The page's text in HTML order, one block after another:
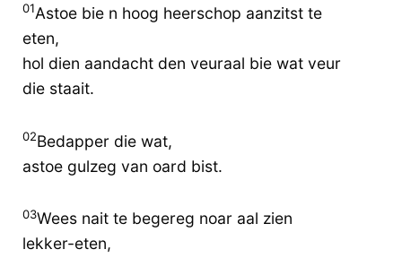
01Astoe bie n hoog heerschop aanzitst te
eten,
hol dien aandacht den veuraal bie wat veur
die staait.
02Bedapper die wat,
astoe gulzeg van oard bist.
03Wees nait te begereg noar aal zien
lekker-eten,